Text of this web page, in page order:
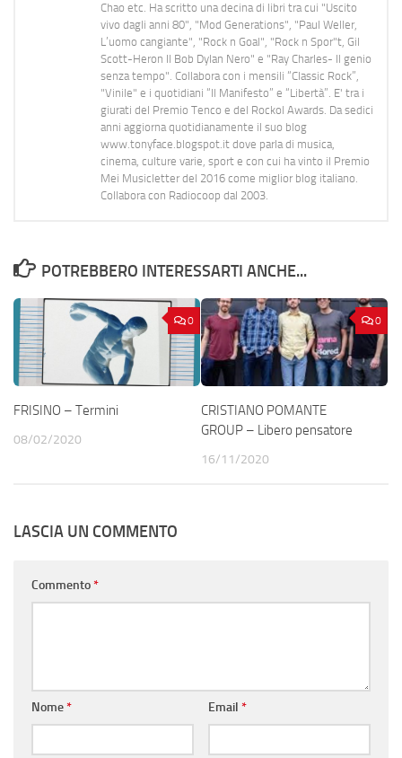
Chao etc. Ha scritto una decina di libri tra cui "Uscito
vivo dagli anni 80", "Mod Generations", "Paul Weller,
L’uomo cangiante", "Rock n Goal", "Rock n Spor"t, Gil
Scott-Heron Il Bob Dylan Nero" e "Ray Charles- Il genio
senza tempo". Collabora con i mensili “Classic Rock”,
"Vinile" e i quotidiani “Il Manifesto” e “Libertà”. E' tra i
giurati del Premio Tenco e del Rockol Awards. Da sedici
anni aggiorna quotidianamente il suo blog
www.tonyface.blogspot.it dove parla di musica,
cinema, culture varie, sport e con cui ha vinto il Premio
Mei Musicletter del 2016 come miglior blog italiano.
Collabora con Radiocoop dal 2003.
POTREBBERO INTERESSARTI ANCHE...
0
FRISINO – Termini
08/02/2020
0
CRISTIANO POMANTE
GROUP – Libero pensatore
16/11/2020
LASCIA UN COMMENTO
Commento*
Nome* Email *